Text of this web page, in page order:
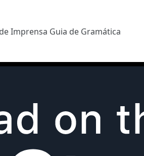
Imprensa Guia de Gramática